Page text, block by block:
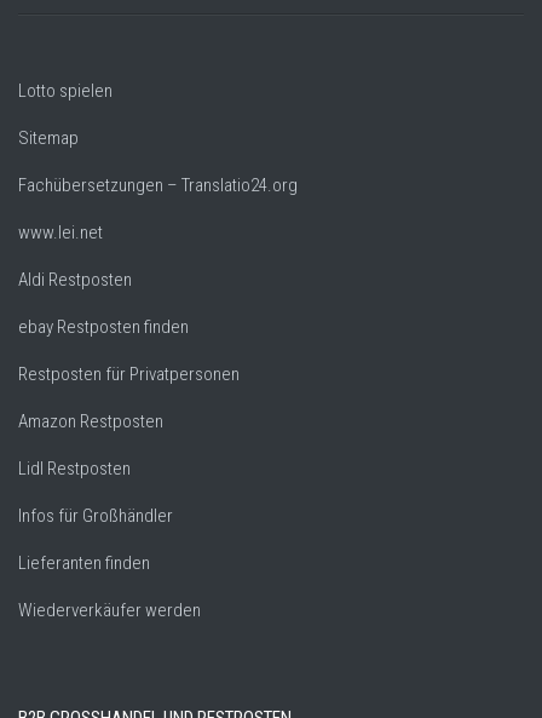
Lotto spielen
Sitemap
Fachübersetzungen – Translatio24.org
www.lei.net
Aldi Restposten
ebay Restposten finden
Restposten für Privatpersonen
Amazon Restposten
Lidl Restposten
Infos für Großhändler
Lieferanten finden
Wiederverkäufer werden